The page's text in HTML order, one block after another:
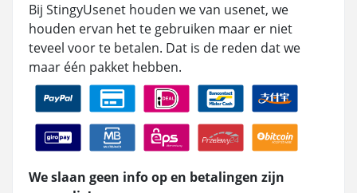
Bij StingyUsenet houden we van usenet, we
houden ervan het te gebruiken maar er niet
teveel voor te betalen. Dat is de reden dat we
maar één pakket hebben.
We slaan geen info op en betalingen zijn